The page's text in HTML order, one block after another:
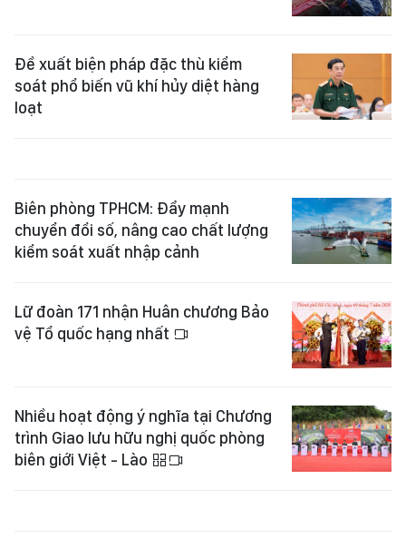
Đề xuất biện pháp đặc thù kiểm
soát phổ biến vũ khí hủy diệt hàng
loạt
Biên phòng TPHCM: Đẩy mạnh
chuyển đổi số, nâng cao chất lượng
kiểm soát xuất nhập cảnh
Lữ đoàn 171 nhận Huân chương Bảo
vệ Tổ quốc hạng nhất
Nhiều hoạt động ý nghĩa tại Chương
trình Giao lưu hữu nghị quốc phòng
biên giới Việt - Lào